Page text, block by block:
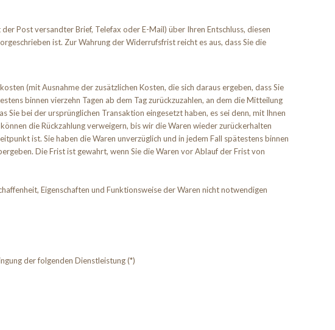
Post versandter Brief, Telefax oder E-Mail) über Ihren Entschluss, diesen
ist. Zur Wahrung der Widerrufsfrist reicht es aus, dass Sie die
(mit Ausnahme der zusätzlichen Kosten, die sich daraus ergeben, dass Sie
binnen vierzehn Tagen ab dem Tag zurückzuzahlen, an dem die Mitteilung
Sie bei der ursprünglichen Transaktion eingesetzt haben, es sei denn, mit Ihnen
die Rückzahlung verweigern, bis wir die Waren wieder zurückerhalten
ist. Sie haben die Waren unverzüglich und in jedem Fall spätestens binnen
Die Frist ist gewahrt, wenn Sie die Waren vor Ablauf der Frist von
Eigenschaften und Funktionsweise der Waren nicht notwendigen
der folgenden Dienstleistung (*)